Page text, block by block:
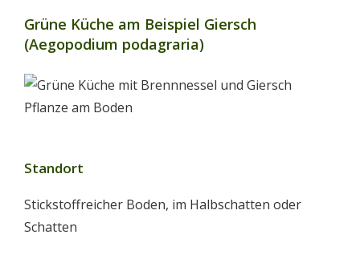
Grüne Küche am Beispiel Giersch
(Aegopodium podagraria)
Standort
Stickstoffreicher Boden, im Halbschatten oder
Schatten